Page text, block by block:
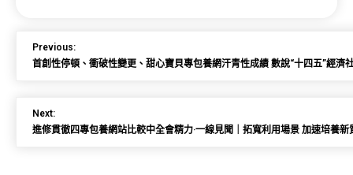
Previous:
首創性停頓、衝破性變更、甜心寶貝專包養網汗青性成績 數說“十四五”經濟
Next:
進修貫徹四專包養網站比較中全會精力·一線見聞｜拓寬利用場景 加速培養新